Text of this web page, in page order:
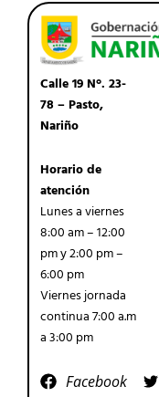
Calle 19 N°. 23-
78 – Pasto,
Nariño
Horario de
atención
Lunes a viernes
8:00 am – 12:00
pm y 2:00 pm –
6:00 pm
Viernes jornada
continua 7:00 a.m
a 3:00 pm
Facebook